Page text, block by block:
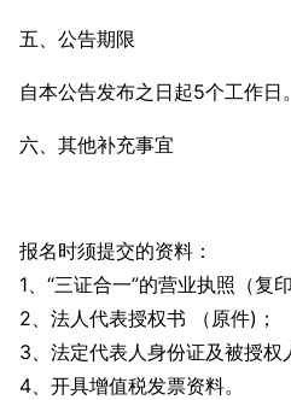
五、公告期限
自本公告发布之日起5个工作日。
六、其他补充事宜
报名时须提交的资料：
1、“三证合一”的营业执照（复
2、法人代表授权书 （原件)；
3、法定代表人身份证及被授权
4、开具增值税发票资料。